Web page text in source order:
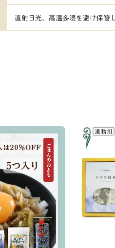
直射日光、高温多湿を避け保管
ごはんのおとも